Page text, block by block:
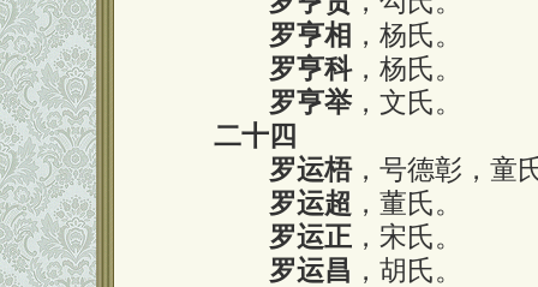
罗亨相 ，杨氏。
罗亨科，杨氏。
罗亨举 ，文氏。
二十四
罗运梧，号德彰，童
罗运超 ，董氏。
罗运正 ，宋氏。
罗运昌 ，胡氏。